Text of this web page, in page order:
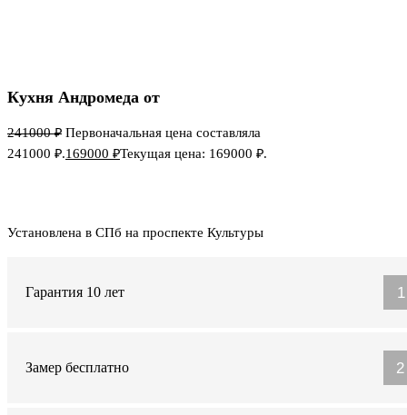
Кухня Андромеда от
241000₽ Первоначальная цена составляла
241000 ₽.169000 ₽Текущая цена: 169000 ₽.
Установлена в СПб на проспекте Культуры
Гарантия 10 лет 1
Замер бесплатно 2